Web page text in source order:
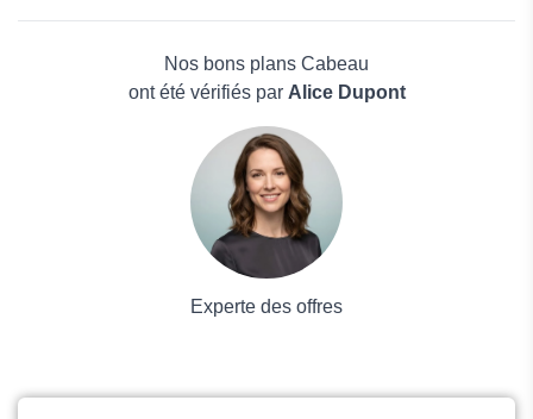
Habitat et Jardin
Maison & JardinNos bons plans Cabeau
ont été vérifiés par Alice Dupont
Experte des offres